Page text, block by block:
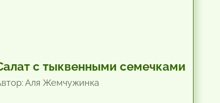
с тыквенными семечками
Аля Жемчужинка